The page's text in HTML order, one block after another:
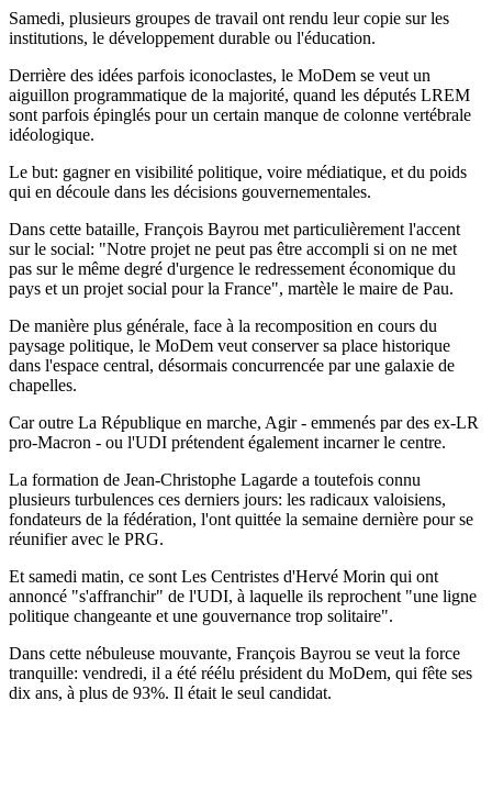
Samedi, plusieurs groupes de travail ont rendu leur copie sur les
institutions, le développement durable ou l'éducation.
Derrière des idées parfois iconoclastes, le MoDem se veut un
aiguillon programmatique de la majorité, quand les députés LREM
sont parfois épinglés pour un certain manque de colonne vertébrale
idéologique.
Le but: gagner en visibilité politique, voire médiatique, et du poids
qui en découle dans les décisions gouvernementales.
Dans cette bataille, François Bayrou met particulièrement l'accent
sur le social: "Notre projet ne peut pas être accompli si on ne met
pas sur le même degré d'urgence le redressement économique du
pays et un projet social pour la France", martèle le maire de Pau.
De manière plus générale, face à la recomposition en cours du
paysage politique, le MoDem veut conserver sa place historique
dans l'espace central, désormais concurrencée par une galaxie de
chapelles.
Car outre La République en marche, Agir - emmenés par des ex-LR
pro-Macron - ou l'UDI prétendent également incarner le centre.
La formation de Jean-Christophe Lagarde a toutefois connu
plusieurs turbulences ces derniers jours: les radicaux valoisiens,
fondateurs de la fédération, l'ont quittée la semaine dernière pour se
réunifier avec le PRG.
Et samedi matin, ce sont Les Centristes d'Hervé Morin qui ont
annoncé "s'affranchir" de l'UDI, à laquelle ils reprochent "une ligne
politique changeante et une gouvernance trop solitaire".
Dans cette nébuleuse mouvante, François Bayrou se veut la force
tranquille: vendredi, il a été réélu président du MoDem, qui fête ses
dix ans, à plus de 93%. Il était le seul candidat.